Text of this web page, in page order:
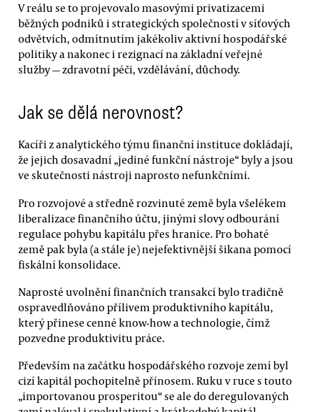
V reálu se to projevovalo masovými privatizacemi
běžných podniků i strategických společností v síťových
odvětvích, odmítnutím jakékoliv aktivní hospodářské
politiky a nakonec i rezignací na základní veřejné
služby — zdravotní péči, vzdělávání, důchody.
Jak se dělá nerovnost?
Kacíři z analytického týmu finanční instituce dokládají,
že jejich dosavadní „jediné funkční nástroje“ byly a jsou
ve skutečnosti nástroji naprosto nefunkčními.
Pro rozvojové a středně rozvinuté země byla všelékem
liberalizace finančního účtu, jinými slovy odbourání
regulace pohybu kapitálu přes hranice. Pro bohaté
země pak byla (a stále je) nejefektivnější šikana pomocí
fiskální konsolidace.
Naprosté uvolnění finančních transakcí bylo tradičně
ospravedlňováno přílivem produktivního kapitálu,
který přinese cenné know-how a technologie, čímž
pozvedne produktivitu práce.
Především na začátku hospodářského rozvoje zemí byl
cizí kapitál pochopitelně přínosem. Ruku v ruce s touto
„importovanou prosperitou“ se ale do deregulovaných